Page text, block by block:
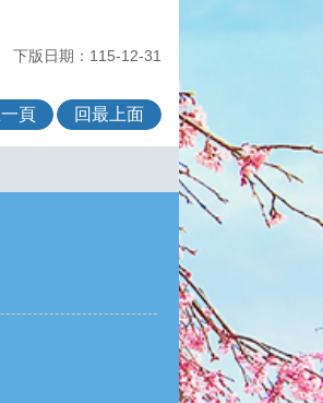
下版日期：115-12-31
頁 回最上面